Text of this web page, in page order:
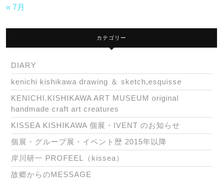
« 7月
カテゴリー
DIARY
kenichi kishikawa drawing ＆ sketch,esquisse
KENICHI.KISHIKAWA ART MUSEUM original
handmade craft art creatures
KISSEA KISHIKAWA 個展・IVENT のお知らせ
個展・グループ展・イベント歴 2015年以降
岸川研一 PROFEEL（kissea）
故郷からのMESSAGE